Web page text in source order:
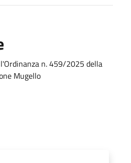
n. 459/2025 della
Mugello